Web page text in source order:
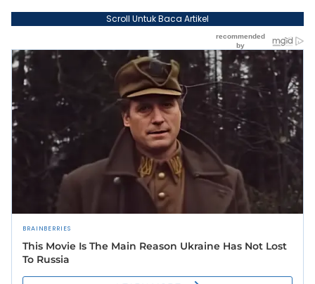
Scroll Untuk Baca Artikel